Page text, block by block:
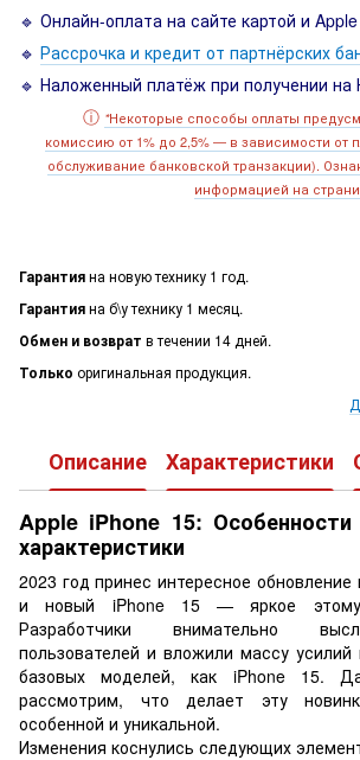
🔹 Онлайн-оплата на сайте картой и
🔹 Рассрочка и кредит от партнёрских
🔹 Наложенный платёж при получении на
ⓘ *Некоторые способы оплаты
комиссию от 1% до 2,5% — в зависимости от
обслуживание банковской транзакции).
информацией на
Гарантияна новую технику 1 год.
Гарантияна б\у технику 1 месяц.
Обмен и возврат в течении 14 дней.
Только оригинальная продукция.
Описание Характеристики
Apple iPhone 15:
характеристики
2023 год принес интересное
и новый iPhone 15 — яркое этому
Разработчики внимательно
пользователей и вложили массу
базовых моделей, как iPhone 15.
рассмотрим, что делает эту
особенной и уникальной.
Изменения коснулись следующих